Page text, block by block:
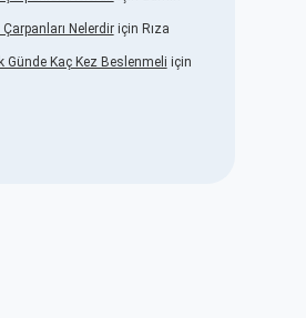
Çarpanları Nelerdiriçin Rıza
Günde Kaç Kez Beslenmeli için